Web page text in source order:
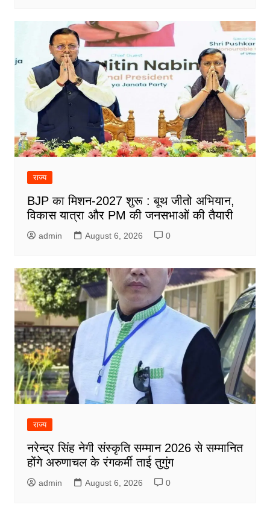
राज्य
BJP का मिशन-2027 शुरू : बूथ जीतो अभियान,
विकास यात्रा और PM की जनसभाओं की तैयारी
admin August 6, 2026 0
राज्य
नरेन्द्र सिंह नेगी संस्कृति सम्मान 2026 से सम्मानित
होंगे अरुणाचल के रंगकर्मी ताई तुगुंग
admin August 6, 2026 0